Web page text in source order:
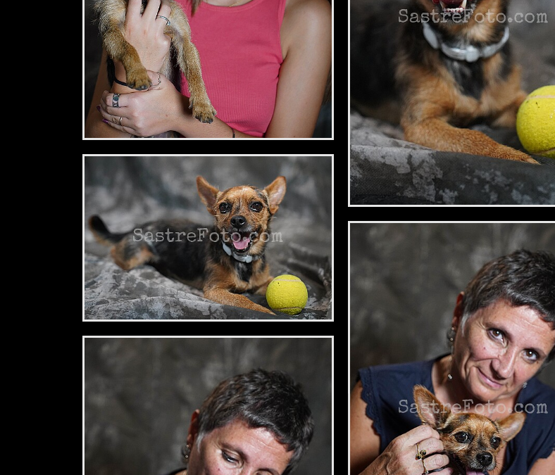
2,34 €
2,34 €
2,34 €